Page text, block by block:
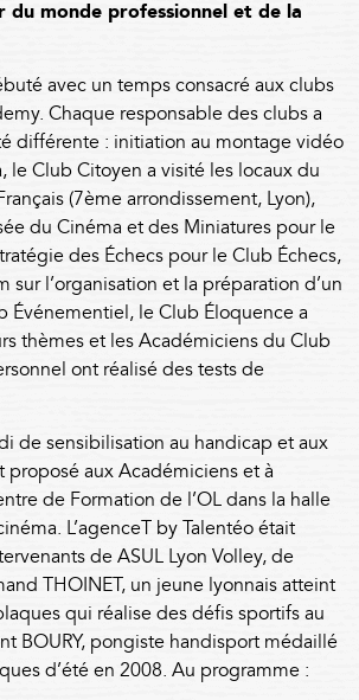
monde professionnel et de la
avec un temps consacré aux clubs
Chaque responsable des clubs a
différente : initiation au montage vidéo
le Club Citoyen a visité les locaux du
(7ème arrondissement, Lyon),
du Cinéma et des Miniatures pour le
des Échecs pour le Club Échecs,
sur l’organisation et la préparation d’un
Événementiel, le Club Éloquence a
thèmes et les Académiciens du Club
ont réalisé des tests de
de sensibilisation au handicap et aux
proposé aux Académiciens et à
de Formation de l’OL dans la halle
L’agenceT by Talentéoétait
deASUL Lyon Volley, de
THOINET, un jeune lyonnais atteint
qui réalise des défis sportifs au
BOURY, pongiste handisport médaillé
d’été en 2008. Au programme :